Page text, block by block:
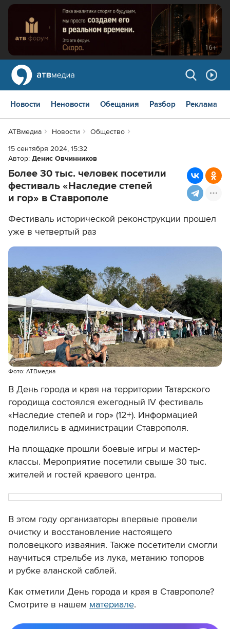
Новости Неновости Обещания Разбор Реклама
АТВмедиа Новости
Общество
15 сентября 2024, 15:32
Автор: Денис Овчинников
Более 30 тыс. человек посетили
фестиваль «Наследие степей
и гор» в Ставрополе
Фестиваль исторической реконструкции прошел
уже в четвертый раз
Фото: АТВмедиа
В День города и края на территории Татарского
городища состоялся ежегодный IV фестиваль
«Наследие степей и гор» (12+). Информацией
поделились в администрации Ставрополя.
На площадке прошли боевые игры и мастер-
классы. Мероприятие посетили свыше 30 тыс.
жителей и гостей краевого центра.
В этом году организаторы впервые провели
очистку и восстановление настоящего
половецкого изваяния. Также посетители смогли
научиться стрельбе из лука, метанию топоров
и рубке аланской саблей.
Как отметили День города и края в Ставрополе?
Смотрите в нашем материале.